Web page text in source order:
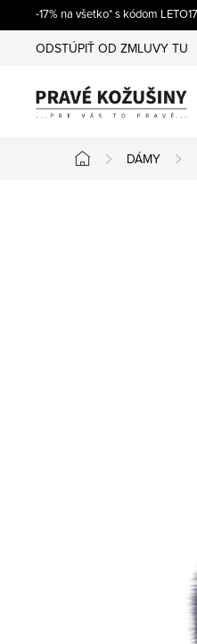
na
obsah
-17% na všetko* s kódom
ODSTÚPIŤ OD ZMLUVY TU
Domov
DÁMY